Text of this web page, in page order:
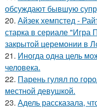
обсуждают бывшую
20. Айзек хемпстед -
старка в сериале "Игра
закрытой церемонии в
21. Иногда одна цель
человека.
22. Парень гулял по
местной девушкой.
23. Адель рассказала,